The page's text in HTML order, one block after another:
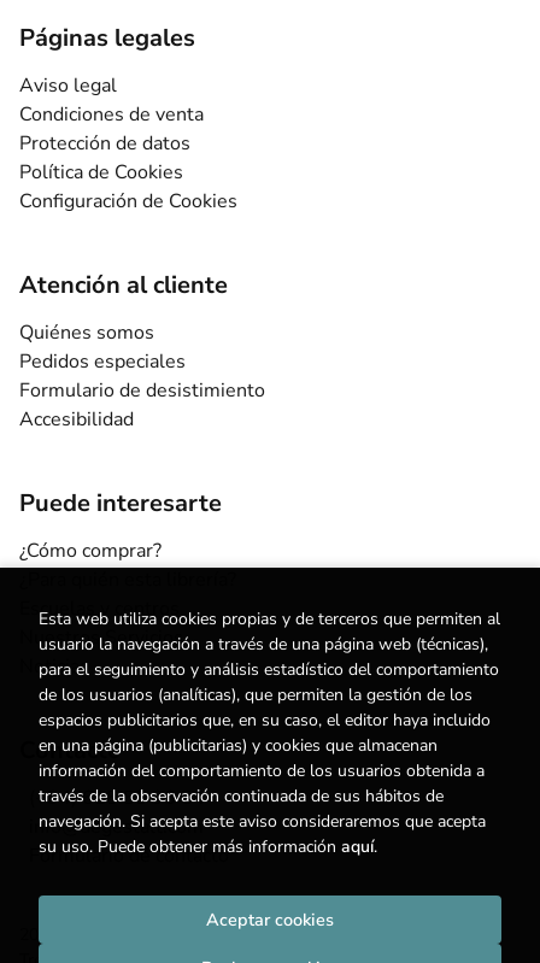
Páginas legales
Aviso legal
Condiciones de venta
Protección de datos
Política de Cookies
Configuración de Cookies
Atención al cliente
Quiénes somos
Pedidos especiales
Formulario de desistimiento
Accesibilidad
Puede interesarte
¿Cómo comprar?
Escuelas y centros
Nuestros Servicios
Noticias
Contacto
(+34) 615 55 96 54
info@degestalt.com
Formulario de contacto
2026 ©
. Todos los Derechos Reservados |
Esta web utiliza cookies propias y de terceros que permiten al
usuario la navegación a través de una página web (técnicas),
para el seguimiento y análisis estadístico del comportamiento
de los usuarios (analíticas), que permiten la gestión de los
espacios publicitarios que, en su caso, el editor haya incluido
en una página (publicitarias) y cookies que almacenan
información del comportamiento de los usuarios obtenida a
través de la observación continuada de sus hábitos de
navegación. Si acepta este aviso consideraremos que acepta
su uso. Puede obtener más información aquí.
Aceptar cookies